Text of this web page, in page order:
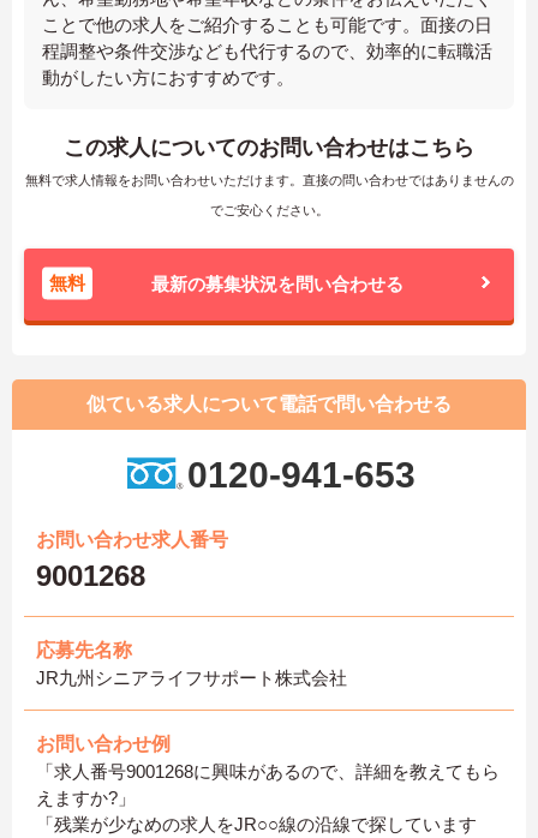
ことで他の求人をご紹介することも可能です。面接の日
程調整や条件交渉なども代行するので、効率的に転職活
動がしたい方におすすめです。
この求人についてのお問い合わせはこちら
無料で求人情報をお問い合わせいただけます。直接の問い合わせではありませんの
でご安心ください。
無料 最新の募集状況を問い合わせる
似ている求人について電話で問い合わせる
0120-941-653
お問い合わせ求人番号
9001268
応募先名称
JR九州シニアライフサポート株式会社
お問い合わせ例
「求人番号9001268に興味があるので、詳細を教えてもら
えますか?」
「残業が少なめの求人をJR○○線の沿線で探しています